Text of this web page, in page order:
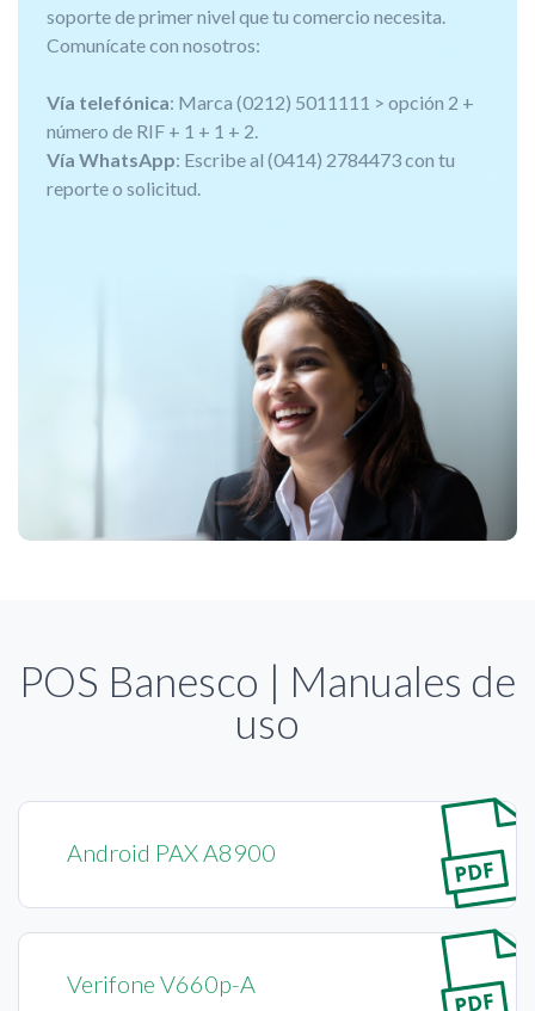
soporte de primer nivel que tu comercio necesita.
Comunícate con nosotros:
Vía telefónica: Marca (0212) 5011111 > opción 2 +
número de RIF + 1 + 1 + 2.
Vía WhatsApp: Escribe al (0414) 2784473 con tu
reporte o solicitud.
POS Banesco | Manuales de
uso
Android PAX A8900
Verifone V660p-A